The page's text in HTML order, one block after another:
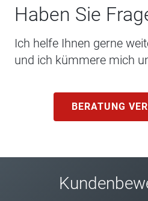
Haben Sie
Ich helfe Ihnen gerne
und ich kümmere mich
BERATUNG